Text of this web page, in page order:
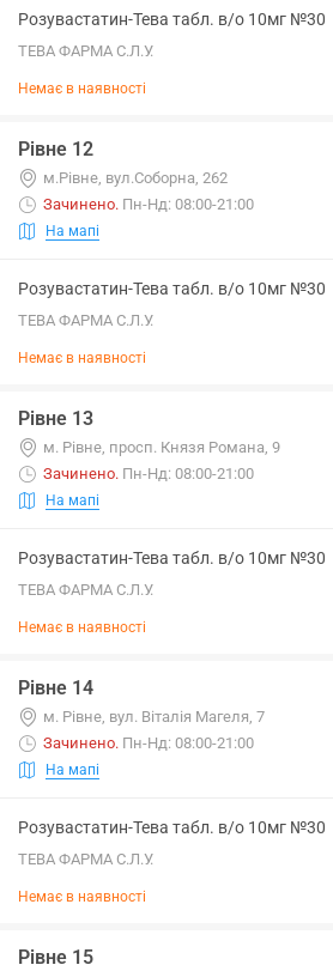
Розувастатин-Тева табл. в/о 10мг №30
ТЕВА ФАРМА С.Л.У.
Немає в наявності
Рівне 12
м.Рівне, вул.Соборна, 262
Зачинено. Пн-Нд: 08:00-21:00
На мапі
Розувастатин-Тева табл. в/о 10мг №30
ТЕВА ФАРМА С.Л.У.
Немає в наявності
Рівне 13
м. Рівне, просп. Князя Романа, 9
Зачинено. Пн-Нд: 08:00-21:00
На мапі
Розувастатин-Тева табл. в/о 10мг №30
ТЕВА ФАРМА С.Л.У.
Немає в наявності
Рівне 14
м. Рівне, вул. Віталія Магеля, 7
Зачинено. Пн-Нд: 08:00-21:00
На мапі
Розувастатин-Тева табл. в/о 10мг №30
ТЕВА ФАРМА С.Л.У.
Немає в наявності
Рівне 15